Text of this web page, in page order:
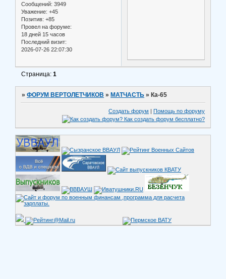
Сообщений: 3949
Уважение: +45
Позитив: +85
Провел на форуме:
18 дней 15 часов
Последний визит:
2026-07-26 22:07:30
Страница:1
»ФОРУМ ВЕРТОЛЕТЧИКОВ » МАТЧАСТЬ » Ка-65
Создать форум | Помощь по форуму